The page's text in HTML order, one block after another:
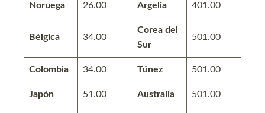
Noruega 26.00 Argelia 401.00
Bélgica 34.00
Corea del
Sur
501.00
Colombia 34.00 Túnez 501.00
Japón 51.00 Australia 501.00